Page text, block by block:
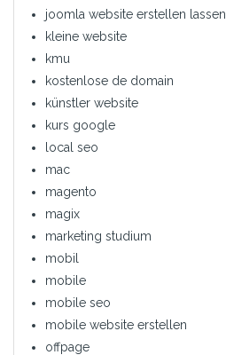
joomla website erstellen lassen
kleine website
kmu
kostenlose de domain
künstler website
kurs google
local seo
mac
magento
magix
marketing studium
mobil
mobile
mobile seo
mobile website erstellen
offpage